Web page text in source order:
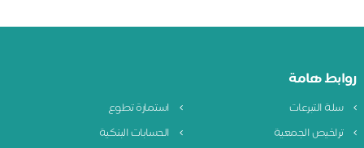
روابط هامة
سلة التبرعات
استمارة تطوع
تراخيص الجمعية
الحسابات البنكية